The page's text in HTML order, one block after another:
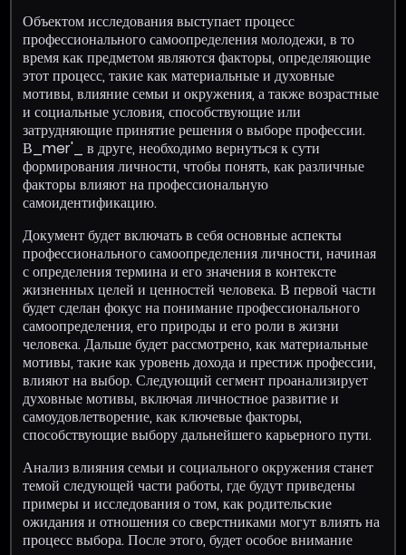
Объектом исследования выступает процесс
профессионального самоопределения молодежи, в то
время как предметом являются факторы, определяющие
этот процесс, такие как материальные и духовные
мотивы, влияние семьи и окружения, а также возрастные
и социальные условия, способствующие или
затрудняющие принятие решения о выборе профессии.
В_mer'_ в друге, необходимо вернуться к сути
формирования личности, чтобы понять, как различные
факторы влияют на профессиональную
самоидентификацию.
Документ будет включать в себя основные аспекты
профессионального самоопределения личности, начиная
с определения термина и его значения в контексте
жизненных целей и ценностей человека. В первой части
будет сделан фокус на понимание профессионального
самоопределения, его природы и его роли в жизни
человека. Дальше будет рассмотрено, как материальные
мотивы, такие как уровень дохода и престиж профессии,
влияют на выбор. Следующий сегмент проанализирует
духовные мотивы, включая личностное развитие и
самоудовлетворение, как ключевые факторы,
способствующие выбору дальнейшего карьерного пути.
Анализ влияния семьи и социального окружения станет
темой следующей части работы, где будут приведены
примеры и исследования о том, как родительские
ожидания и отношения со сверстниками могут влиять на
процесс выбора. После этого, будет особое внимание